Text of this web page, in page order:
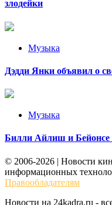
злодейки
Музыка
Дэдди Янки объявил о
Музыка
Билли Айлиш и Бейонсе
© 2006-2026 | Новости
информационных
Правообладателям
Новости на 24kadra.ru -